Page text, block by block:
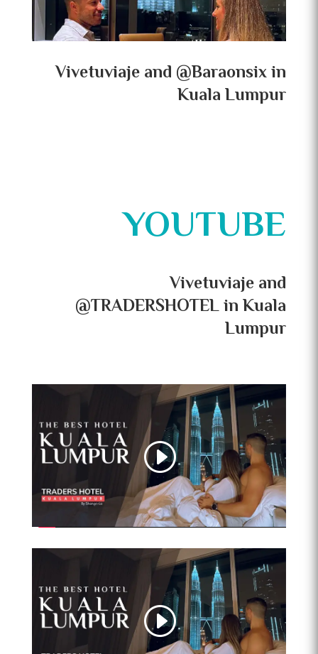
Vivetuviaje and @Baraonsix in
Kuala Lumpur
YOUTUBE
Vivetuviaje and
@TRADERSHOTEL in Kuala
Lumpur